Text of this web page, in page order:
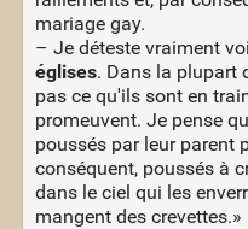
mariage gay.
– Je déteste vraiment
églises. Dans la plupart
pas ce qu'ils sont en
promeuvent. Je pense
poussés par leur parent
conséquent, poussés à
dans le ciel qui les
mangent des crevettes.»